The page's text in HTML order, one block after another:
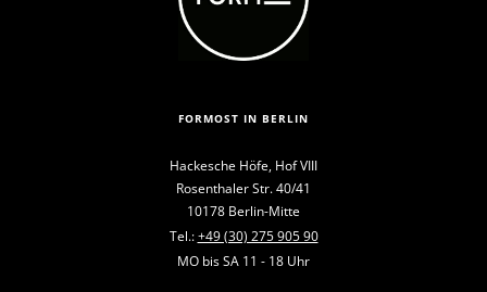
FORMOST IN BERLIN
Hackesche Höfe, Hof VIII
Rosenthaler Str. 40/41
10178 Berlin-Mitte
Tel.:+49 (30) 275 905 90
MO bis SA 11 - 18 Uhr